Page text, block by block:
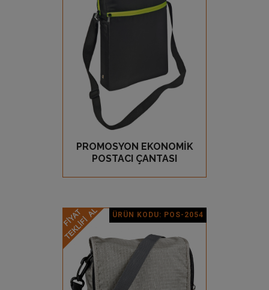
GÖZ AT
Ürün Detay
PROMOSYON EKONOMİK
POSTACI ÇANTASI
ÜRÜN KODU: POS-2054
Ürün Detay